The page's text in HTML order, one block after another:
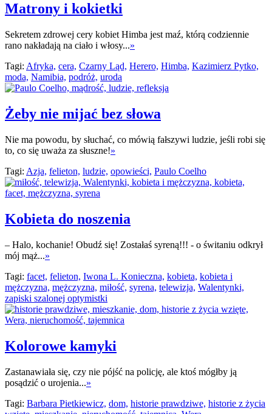
Matrony i kokietki
Sekretem zdrowej cery kobiet Himba jest maź, którą codziennie
rano nakładają na ciało i włosy...»
Tagi: Afryka, cera, Czarny Ląd, Herero, Himba, Kazimierz Pytko,
moda, Namibia, podróż, uroda
Żeby nie mijać bez słowa
Nie ma powodu, by słuchać, co mówią fałszywi ludzie, jeśli robi się
to, co się uważa za słuszne!»
Tagi: Azja, felieton, ludzie, opowieści, Paulo Coelho
Kobieta do noszenia
– Halo, kochanie! Obudź się! Zostałaś syreną!!! - o świtaniu odkrył
mój mąż...»
Tagi: facet, felieton, Iwona L. Konieczna, kobieta, kobieta i
mężczyzna, mężczyzna, miłość, syrena, telewizja, Walentynki,
zapiski szalonej optymistki
Kolorowe kamyki
Zastanawiała się, czy nie pójść na policję, ale ktoś mógłby ją
posądzić o urojenia...»
Tagi: Barbara Pietkiewicz, dom, historie prawdziwe, historie z życia